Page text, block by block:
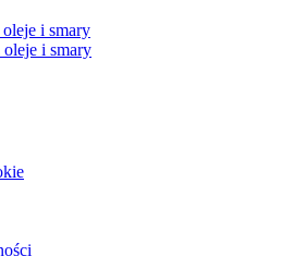
i smary
i smary